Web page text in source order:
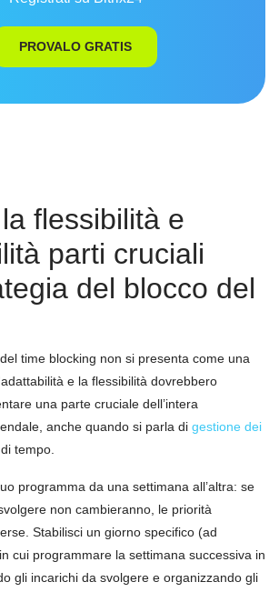
PROVALO GRATIS
flessibilità e
parti cruciali
del blocco del
time blocking non si presenta come una
e la flessibilità dovrebbero
una parte cruciale dell’intera
anche quando si parla di gestione dei
tempo.
programma da una settimana all’altra: se
non cambieranno, le priorità
Stabilisci un giorno specifico (ad
cui programmare la settimana successiva in
gli incarichi da svolgere e organizzando gli